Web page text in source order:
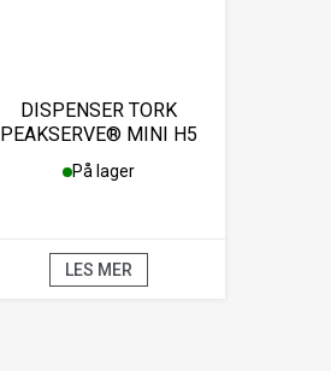
DISPENSER TORK
PEAKSERVE® MINI H5
HVIT
På lager
LES MER